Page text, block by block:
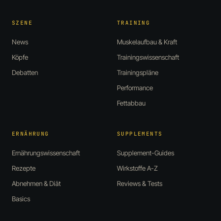
SZENE
News
Köpfe
Debatten
TRAINING
Muskelaufbau & Kraft
Trainingswissenschaft
Trainingspläne
Performance
Fettabbau
ERNÄHRUNG
Ernährungswissenschaft
Rezepte
Abnehmen & Diät
Basics
SUPPLEMENTS
Supplement-Guides
Wirkstoffe A-Z
Reviews & Tests